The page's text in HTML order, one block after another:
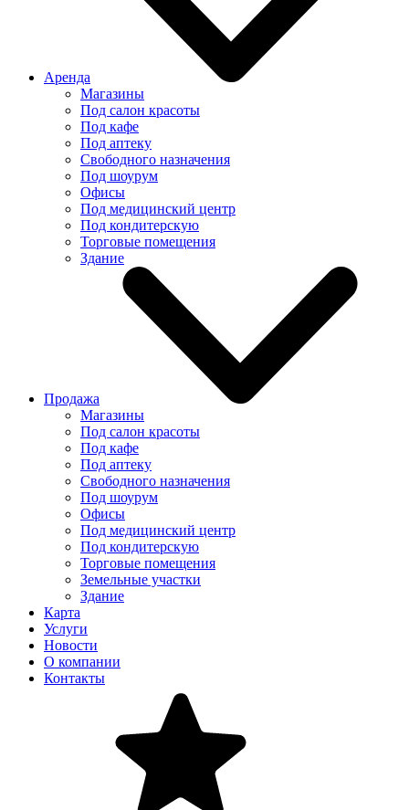
Аренда
Магазины
Под салон красоты
Под кафе
Под аптеку
Свободного назначения
Под шоурум
Офисы
Под медицинский центр
Под кондитерскую
Торговые помещения
Здание
Продажа
Магазины
Под салон красоты
Под кафе
Под аптеку
Свободного назначения
Под шоурум
Офисы
Под медицинский центр
Под кондитерскую
Торговые помещения
Земельные участки
Здание
Карта
Услуги
Новости
О компании
Контакты